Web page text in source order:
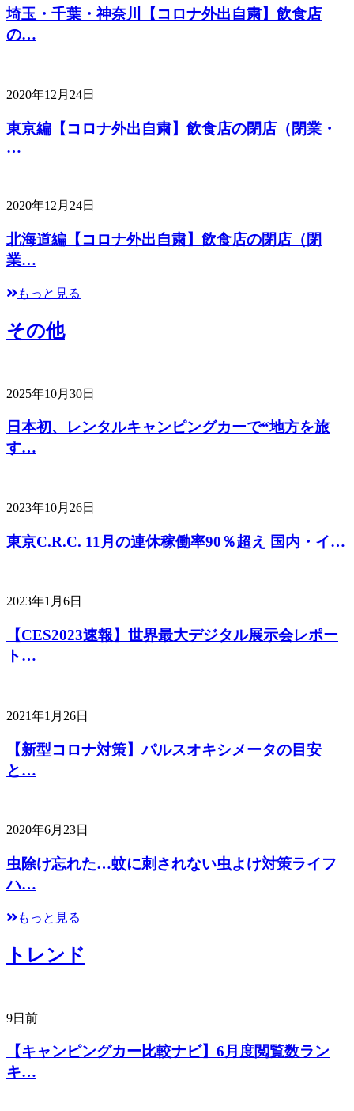
埼玉・千葉・神奈川【コロナ外出自粛】飲食店
の…
2020年12月24日
東京編【コロナ外出自粛】飲食店の閉店（閉業・
…
2020年12月24日
北海道編【コロナ外出自粛】飲食店の閉店（閉
業…
もっと見る
その他
2025年10月30日
日本初、レンタルキャンピングカーで“地方を旅
す…
2023年10月26日
東京C.R.C. 11月の連休稼働率90％超え 国内・イ…
2023年1月6日
【CES2023速報】世界最大デジタル展示会レポー
ト…
2021年1月26日
【新型コロナ対策】パルスオキシメータの目安
と…
2020年6月23日
虫除け忘れた…蚊に刺されない虫よけ対策ライフ
ハ…
もっと見る
トレンド
9日前
【キャンピングカー比較ナビ】6月度閲覧数ラン
キ…